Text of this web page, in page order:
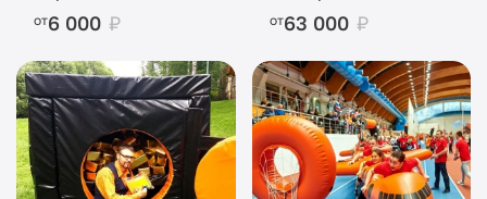
от6 000 ₽ от63 000 ₽